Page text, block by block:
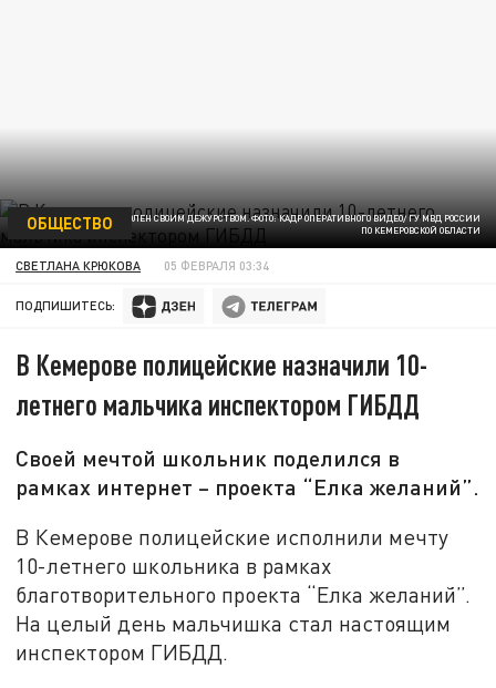
МАЛЬЧИК ОСТАЛСЯ ДОВОЛЕН СВОИМ ДЕЖУРСТВОМ. ФОТО: КАДР ОПЕРАТИВНОГО ВИДЕО/ ГУ МВД РОССИИ
ПО КЕМЕРОВСКОЙ ОБЛАСТИ
ОБЩЕСТВО
СВЕТЛАНА КРЮКОВА 05 ФЕВРАЛЯ 03:34
ПОДПИШИТЕСЬ:
В Кемерове полицейские назначили 10-
летнего мальчика инспектором ГИБДД
Своей мечтой школьник поделился в
рамках интернет – проекта “Елка желаний”.
В Кемерове полицейские исполнили мечту
10-летнего школьника в рамках
благотворительного проекта “Елка желаний”.
На целый день мальчишка стал настоящим
инспектором ГИБДД.